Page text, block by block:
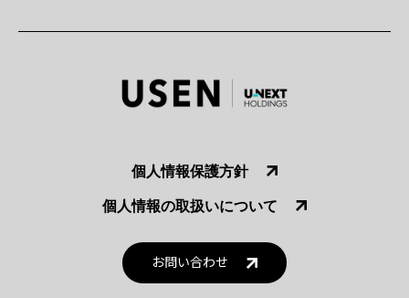
個人情報保護方針
個人情報の取扱いについて
お問い合わせ